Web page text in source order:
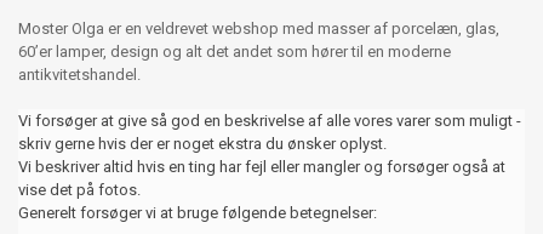
Moster Olga er en veldrevet webshop med masser af porcelæn, glas,
60’er lamper, design og alt det andet som hører til en moderne
antikvitetshandel.
Vi forsøger at give så god en beskrivelse af alle vores varer som muligt -
skriv gerne hvis der er noget ekstra du ønsker oplyst.
Vi beskriver altid hvis en ting har fejl eller mangler og forsøger også at
vise det på fotos.
Generelt forsøger vi at bruge følgende betegnelser: